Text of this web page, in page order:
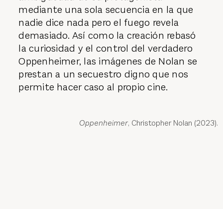
mediante una sola secuencia en la que
nadie dice nada pero el fuego revela
demasiado. Así como la creación rebasó
la curiosidad y el control del verdadero
Oppenheimer, las imágenes de Nolan se
prestan a un secuestro digno que nos
permite hacer caso al propio cine.
Oppenheimer, Christopher Nolan (2023).